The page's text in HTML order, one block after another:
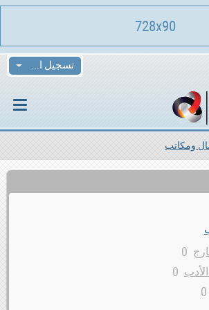
تسجيل الدخول
ومكاتب
0
0
0
728x90